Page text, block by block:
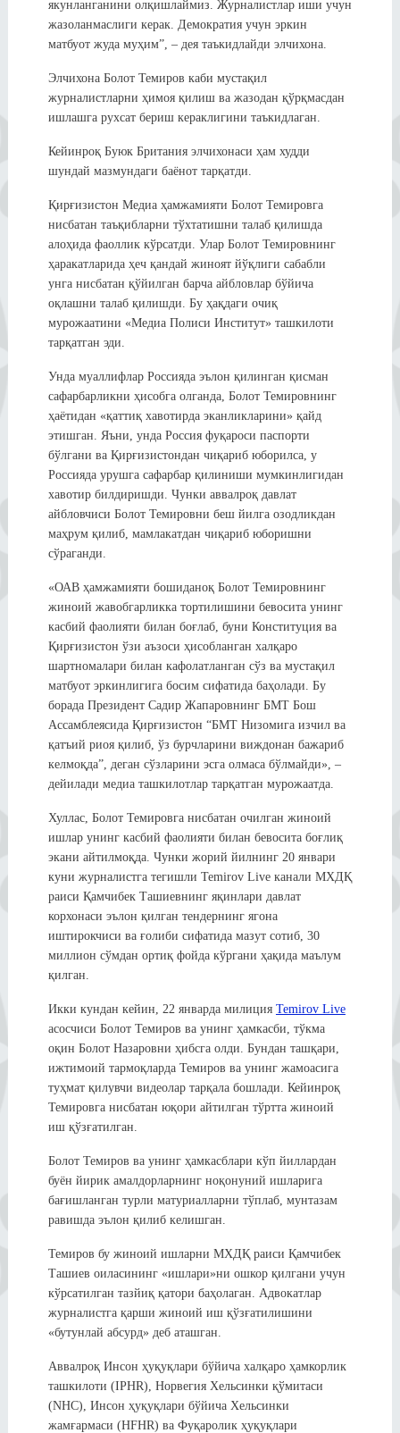
якунланганини олқишлаймиз. Журналистлар иши учун
жазоланмаслиги керак. Демократия учун эркин
матбуот жуда муҳим”, – дея таъкидлайди элчихона.
Элчихона Болот Темиров каби мустақил
журналистларни ҳимоя қилиш ва жазодан қўрқмасдан
ишлашга рухсат бериш кераклигини таъкидлаган.
Кейинроқ Буюк Британия элчихонаси ҳам худди
шундай мазмундаги баёнот тарқатди.
Қирғизистон Медиа ҳамжамияти Болот Темировга
нисбатан таъқибларни тўхтатишни талаб қилишда
алоҳида фаоллик кўрсатди. Улар Болот Темировнинг
ҳаракатларида ҳеч қандай жиноят йўқлиги сабабли
унга нисбатан қўйилган барча айбловлар бўйича
оқлашни талаб қилишди. Бу ҳақдаги очиқ
мурожаатини «Медиа Полиси Институт» ташкилоти
тарқатган эди.
Унда муаллифлар Россияда эълон қилинган қисман
сафарбарликни ҳисобга олганда, Болот Темировнинг
ҳаётидан «қаттиқ хавотирда эканликларини» қайд
этишган. Яъни, унда Россия фуқароси паспорти
бўлгани ва Қирғизистондан чиқариб юборилса, у
Россияда урушга сафарбар қилиниши мумкинлигидан
хавотир билдиришди. Чунки аввалроқ давлат
айбловчиси Болот Темировни беш йилга озодликдан
маҳрум қилиб, мамлакатдан чиқариб юборишни
сўраганди.
«ОАВ ҳамжамияти бошиданоқ Болот Темировнинг
жиноий жавобгарликка тортилишини бевосита унинг
касбий фаолияти билан боғлаб, буни Конституция ва
Қирғизистон ўзи аъзоси ҳисобланган халқаро
шартномалари билан кафолатланган сўз ва мустақил
матбуот эркинлигига босим сифатида баҳолади. Бу
борада Президент Садир Жапаровнинг БМТ Бош
Ассамблеясида Қирғизистон “БМТ Низомига изчил ва
қатъий риоя қилиб, ўз бурчларини виждонан бажариб
келмоқда”, деган сўзларини эсга олмаса бўлмайди», –
дейилади медиа ташкилотлар тарқатган мурожаатда.
Хуллас, Болот Темировга нисбатан очилган жиноий
ишлар унинг касбий фаолияти билан бевосита боғлиқ
экани айтилмоқда. Чунки жорий йилнинг 20 январи
куни журналистга тегишли Temirov Live канали МХДҚ
раиси Қамчибек Ташиевнинг яқинлари давлат
корхонаси эълон қилган тендернинг ягона
иштирокчиси ва ғолиби сифатида мазут сотиб, 30
миллион сўмдан ортиқ фойда кўргани ҳақида маълум
қилган.
Икки кундан кейин, 22 январда милиция Temirov Live
асосчиси Болот Темиров ва унинг ҳамкасби, тўкма
оқин Болот Назаровни ҳибсга олди. Бундан ташқари,
ижтимоий тармоқларда Темиров ва унинг жамоасига
туҳмат қилувчи видеолар тарқала бошлади. Кейинроқ
Темировга нисбатан юқори айтилган тўртта жиноий
иш қўзғатилган.
Болот Темиров ва унинг ҳамкасблари кўп йиллардан
буён йирик амалдорларнинг ноқонуний ишларига
бағишланган турли матуриалларни тўплаб, мунтазам
равишда эълон қилиб келишган.
Темиров бу жиноий ишларни МХДҚ раиси Қамчибек
Ташиев оиласининг «ишлари»ни ошкор қилгани учун
кўрсатилган тазйиқ қатори баҳолаган. Адвокатлар
журналистга қарши жиноий иш қўзғатилишини
«бутунлай абсурд» деб аташган.
Аввалроқ Инсон ҳуқуқлари бўйича халқаро ҳамкорлик
ташкилоти (IPHR), Норвегия Хельсинки қўмитаси
(NHC), Инсон ҳуқуқлари бўйича Хельсинки
жамғармаси (HFHR) ва Фуқаролик ҳуқуқлари